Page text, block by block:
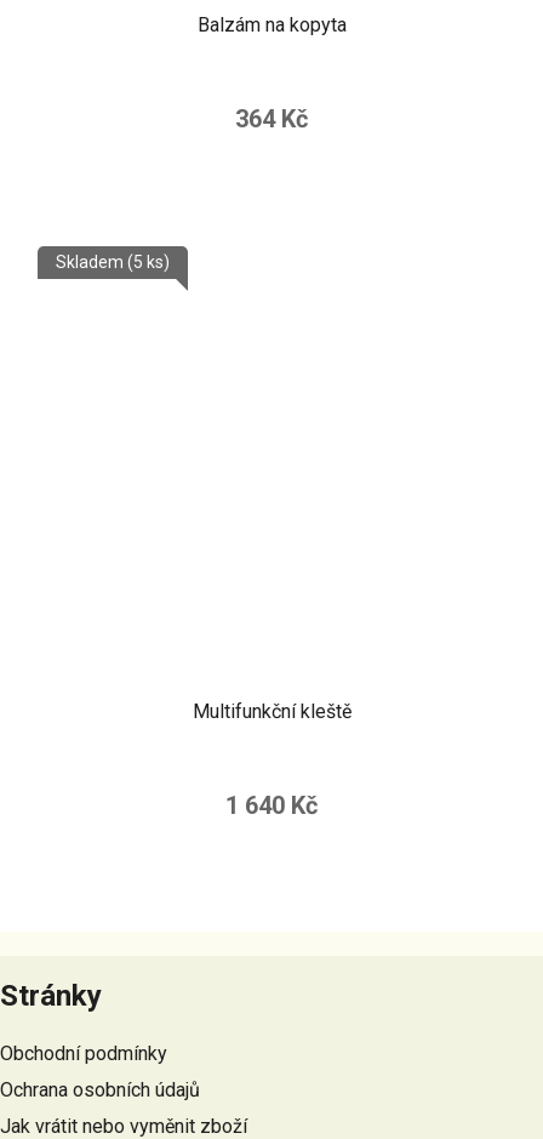
Balzám na kopyta
364 Kč
Multifunkční kleště
Skladem (5 ks)
1 640 Kč
á
p
a
t
í
Stránky
Obchodní podmínky
Ochrana osobních údajů
Jak vrátit nebo vyměnit zboží